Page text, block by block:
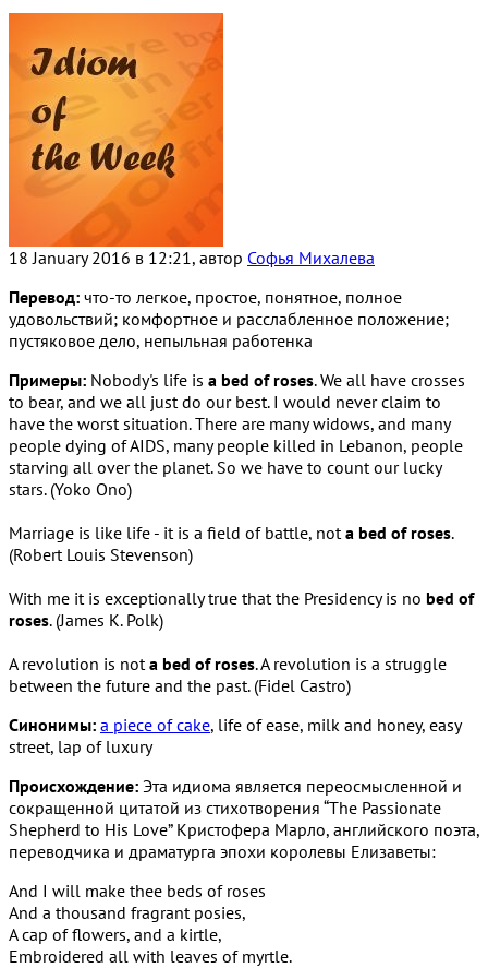
18 January 2016 в 12:21, автор Софья Михалева
Перевод: что-то легкое, простое, понятное, полное
удовольствий; комфортное и расслабленное положение;
пустяковое дело, непыльная работенка
Примеры: Nobody's life is a bed of roses. We all have crosses
to bear, and we all just do our best. I would never claim to
have the worst situation. There are many widows, and many
people dying of AIDS, many people killed in Lebanon, people
starving all over the planet. So we have to count our lucky
stars. (Yoko Ono)
Marriage is like life - it is a field of battle, not a bed of roses.
(Robert Louis Stevenson)
With me it is exceptionally true that the Presidency is no bed of
roses. (James K. Polk)
A revolution is not a bed of roses. A revolution is a struggle
between the future and the past. (Fidel Castro)
Синонимы: a piece of cake, life of ease, milk and honey, easy
street, lap of luxury
Происхождение: Эта идиома является переосмысленной и
сокращенной цитатой из стихотворения “The Passionate
Shepherd to His Love” Кристофера Марло, английского поэта,
переводчика и драматурга эпохи королевы Елизаветы:
And I will make thee beds of roses
And a thousand fragrant posies,
A cap of flowers, and a kirtle,
Embroidered all with leaves of myrtle.